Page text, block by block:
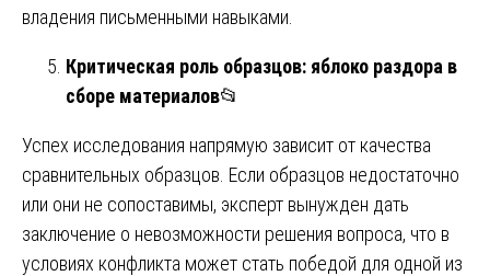
владения письменными навыками.
Критическая роль образцов: яблоко раздора в
сборе материалов📂
Успех исследования напрямую зависит от качества
сравнительных образцов. Если образцов недостаточно
или они не сопоставимы, эксперт вынужден дать
заключение о невозможности решения вопроса, что в
условиях конфликта может стать победой для одной из